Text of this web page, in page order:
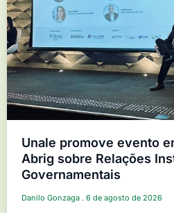
Unale promove evento
Abrig sobre Relações
Governamentais
Danilo Gonzaga 6 de agosto de 2026